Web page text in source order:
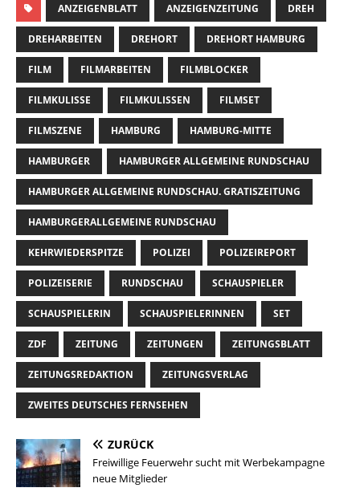
ANZEIGENBLATT ANZEIGENZEITUNG DREH
DREHARBEITEN DREHORT DREHORT HAMBURG
FILM FILMARBEITEN FILMBLOCKER
FILMKULISSE FILMKULISSEN FILMSET
FILMSZENE HAMBURG HAMBURG-MITTE
HAMBURGER HAMBURGER ALLGEMEINE RUNDSCHAU
HAMBURGER ALLGEMEINE RUNDSCHAU. GRATISZEITUNG
HAMBURGERALLGEMEINE RUNDSCHAU
KEHRWIEDERSPITZE POLIZEI POLIZEIREPORT
POLIZEISERIE RUNDSCHAU SCHAUSPIELER
SCHAUSPIELERIN SCHAUSPIELERINNEN SET
ZDF ZEITUNG ZEITUNGEN ZEITUNGSBLATT
ZEITUNGSREDAKTION ZEITUNGSVERLAG
ZWEITES DEUTSCHES FERNSEHEN
ZURÜCK
Freiwillige Feuerwehr sucht mit Werbekampagne
neue Mitglieder